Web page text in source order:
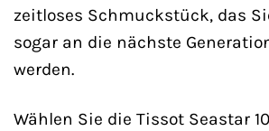
zeitloses Schmuckstück, das
sogar an die nächste
werden.
Wählen Sie die Tissot Seastar